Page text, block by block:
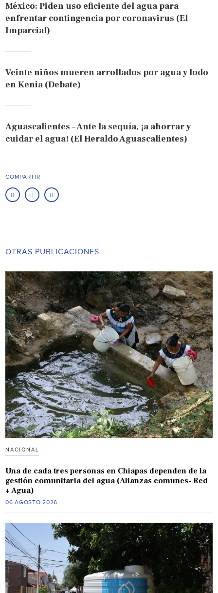
México: Piden uso eficiente del agua para
enfrentar contingencia por coronavirus (El
Imparcial)
Veinte niños mueren arrollados por agua y lodo
en Kenia (Debate)
Aguascalientes – Ante la sequía, ¡a ahorrar y
cuidar el agua! (El Heraldo Aguascalientes)
COMPARTIR
OTRAS PUBLICACIONES
NACIONAL
Una de cada tres personas en Chiapas dependen de la
gestión comunitaria del agua (Alianzas comunes- Red
+ Agua)
06 AGOSTO 2026